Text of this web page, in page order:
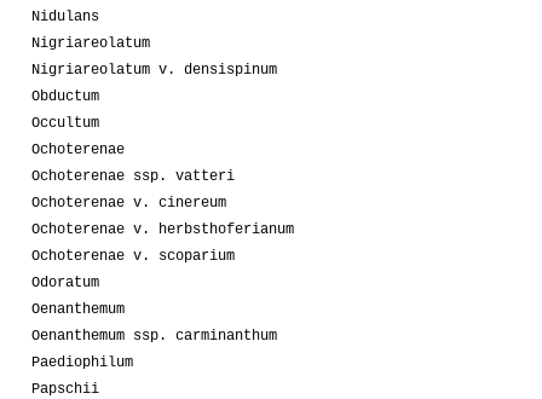
Nidulans
Nigriareolatum
Nigriareolatum v. densispinum
Obductum
Occultum
Ochoterenae
Ochoterenae ssp. vatteri
Ochoterenae v. cinereum
Ochoterenae v. herbsthoferianum
Ochoterenae v. scoparium
Odoratum
Oenanthemum
Oenanthemum ssp. carminanthum
Paediophilum
Papschii